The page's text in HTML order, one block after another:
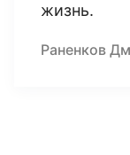
жизнь.
Раненков